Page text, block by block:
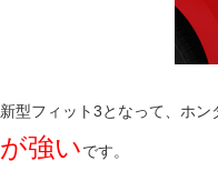
新型フィット3となって、ホン
が強いです。